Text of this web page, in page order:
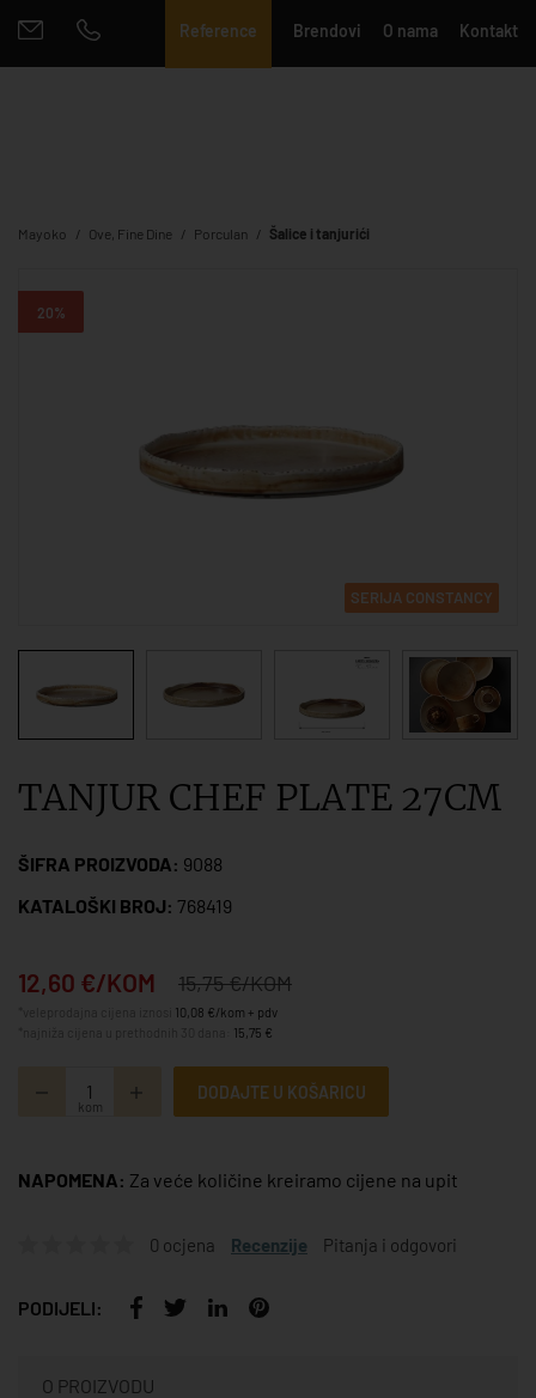
Reference Brendovi O nama Kontakt
Mayoko Ove, Fine Dine Porculan Šalice i tanjurići
20%
SERIJA CONSTANCY
TANJUR CHEF PLATE 27CM
ŠIFRA PROIZVODA: 9088
KATALOŠKI BROJ: 768419
12,60 €/KOM 15,75 €/KOM
10,08 €/kom + pdv
15,75 €
kom
DODAJTE U KOŠARICU
NAPOMENA: Za veće količine kreiramo cijene na upit
0 ocjena Recenzije Pitanja i odgovori
PODIJELI:
O PROIZVODU